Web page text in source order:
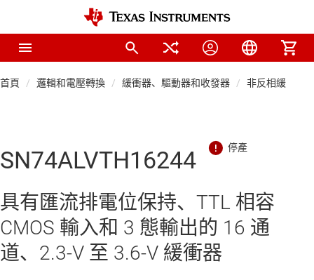
首頁 邏輯和電壓轉換 緩衝器、驅動器和收發器 非反相緩衝器
SN74ALVTH16244
具有匯流排電位保持、TTL 相容
CMOS 輸入和 3 態輸出的 16 通
道、2.3-V 至 3.6-V 緩衝器